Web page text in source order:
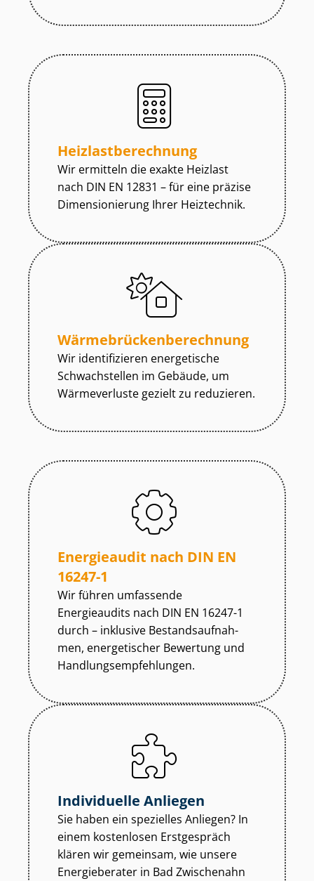
Heiz­last­be­rech­nung
Wir ermitteln die exakte Heizlast
nach DIN EN 12831 – für eine präzise
Dimensionierung Ihrer Heiztechnik.
Wär­me­brü­cken­be­rech­nung
Wir identifizieren energetische
Schwachstellen im Gebäude, um
Wärmeverluste gezielt zu reduzieren.
Energieaudit nach DIN EN
16247-1
Wir führen umfassende
Energieaudits nach DIN EN 16247-1
durch – inklusive Be­stands­auf­nah­
men, energetischer Bewertung und
Hand­lungs­emp­feh­lun­gen.
Individuelle Anliegen
Sie haben ein spezielles Anliegen? In
einem kostenlosen Erstgespräch
klären wir gemeinsam, wie unsere
Energieberater in Bad Zwischenahn